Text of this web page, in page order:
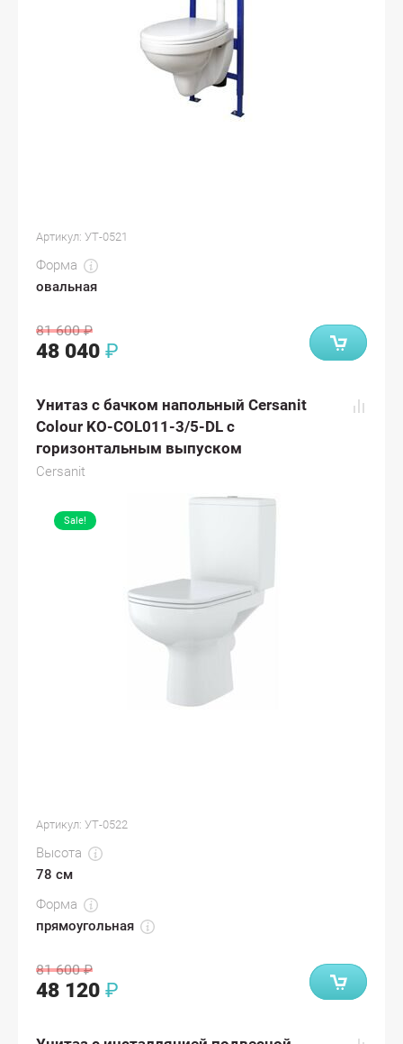
Артикул: УТ-0521
Форма
овальная
81 600 ₽
48 040 ₽
Унитаз с бачком напольный Cersanit
Colour KO-COL011-3/5-DL с
горизонтальным выпуском
Cersanit
Sale!
Артикул: УТ-0522
Высота
78 см
Форма
прямоугольная
81 600 ₽
48 120 ₽